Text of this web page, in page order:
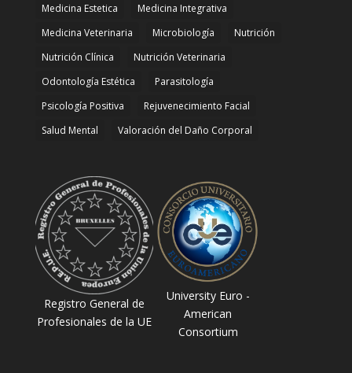
Medicina Estetica
Medicina Integrativa
Medicina Veterinaria
Microbiología
Nutrición
Nutrición Clínica
Nutrición Veterinaria
Odontología Estética
Parasitología
Psicología Positiva
Rejuvenecimiento Facial
Salud Mental
Valoración del Daño Corporal
Registro General de
Profesionales de la UE
University Euro -
American
Consortium